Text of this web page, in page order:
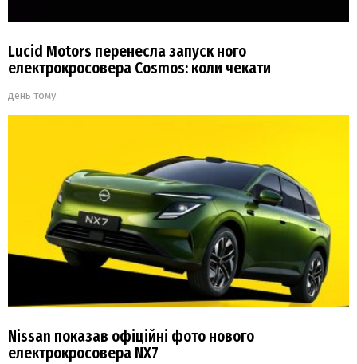
Lucid Motors перенесла запуск ного
електрокросовера Cosmos: коли чекати
день тому
Nissan показав офіційні фото нового
електрокросовера NX7